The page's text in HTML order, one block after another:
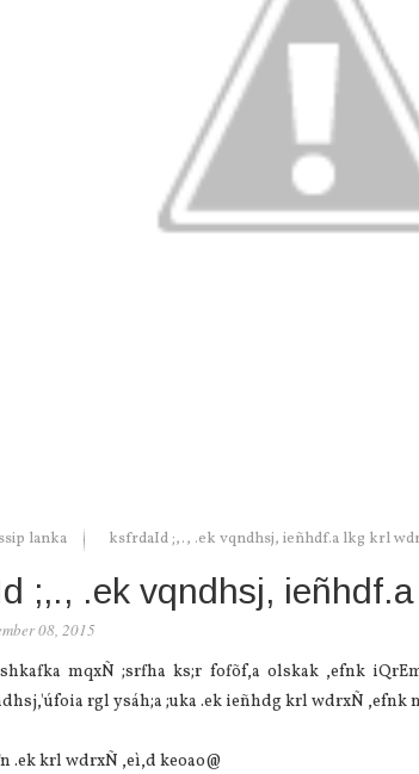
lanka ksfrdaId ;,., .ek vqndhsj, ieñhdf.a lkg krl
;,., .ek vqndhsj,
08, 2015
mqxÑ ;srfha ks;r fofõf,a olskak ,efnk
rgl ysáh;a ;uka .ek ieñhdg krl wdrxÑ ,efnk
.ek krl wdrxÑ ,eì,d keoao@